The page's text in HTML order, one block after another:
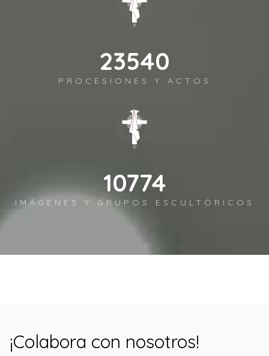
26156
PROCESIONES Y ACTOS
11972
IMÁGENES Y GRUPOS ESCULTÓRICOS
¡Colabora con nosotros!